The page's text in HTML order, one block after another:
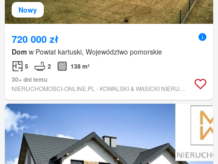
Nowy
720 000 zł
Dom w Powiat kartuski, Województwo pomorskie
5 2
138 m²
30+ dni temu